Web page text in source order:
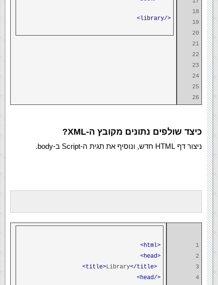
18
19
20
21
22
23
24
25
26
</library>
כיצד שולפים נתונים מקובץ ה-XML?
ניצור דף HTML חדש, ונוסיף את תגית ה-Script ב-body.
1
2
3
4
<html>
<head>
<title>
Library</title>
</head>